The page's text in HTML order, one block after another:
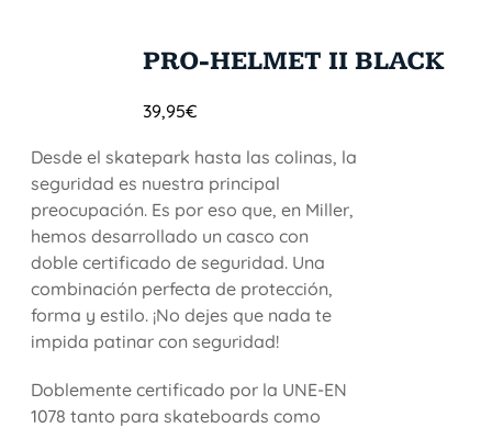
PRO-HELMET II BLACK
39,95€
Desde el skatepark hasta las colinas, la
seguridad es nuestra principal
preocupación. Es por eso que, en Miller,
hemos desarrollado un casco con
doble certificado de seguridad. Una
combinación perfecta de protección,
forma y estilo. ¡No dejes que nada te
impida patinar con seguridad!
Doblemente certificado por la UNE-EN
1078 tanto para skateboards como